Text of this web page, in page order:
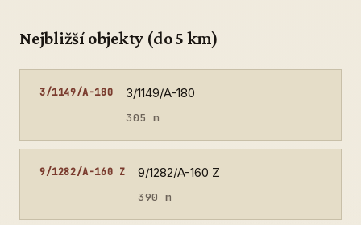
Nejbližší objekty (do 5 km)
3/1149/A-180 3/1149/A-180
305 m
9/1282/A-160 Z 9/1282/A-160 Z
390 m